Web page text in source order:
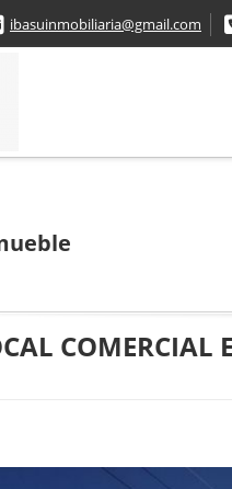
ibasuinmobiliaria@gmail.com
COMERCIAL